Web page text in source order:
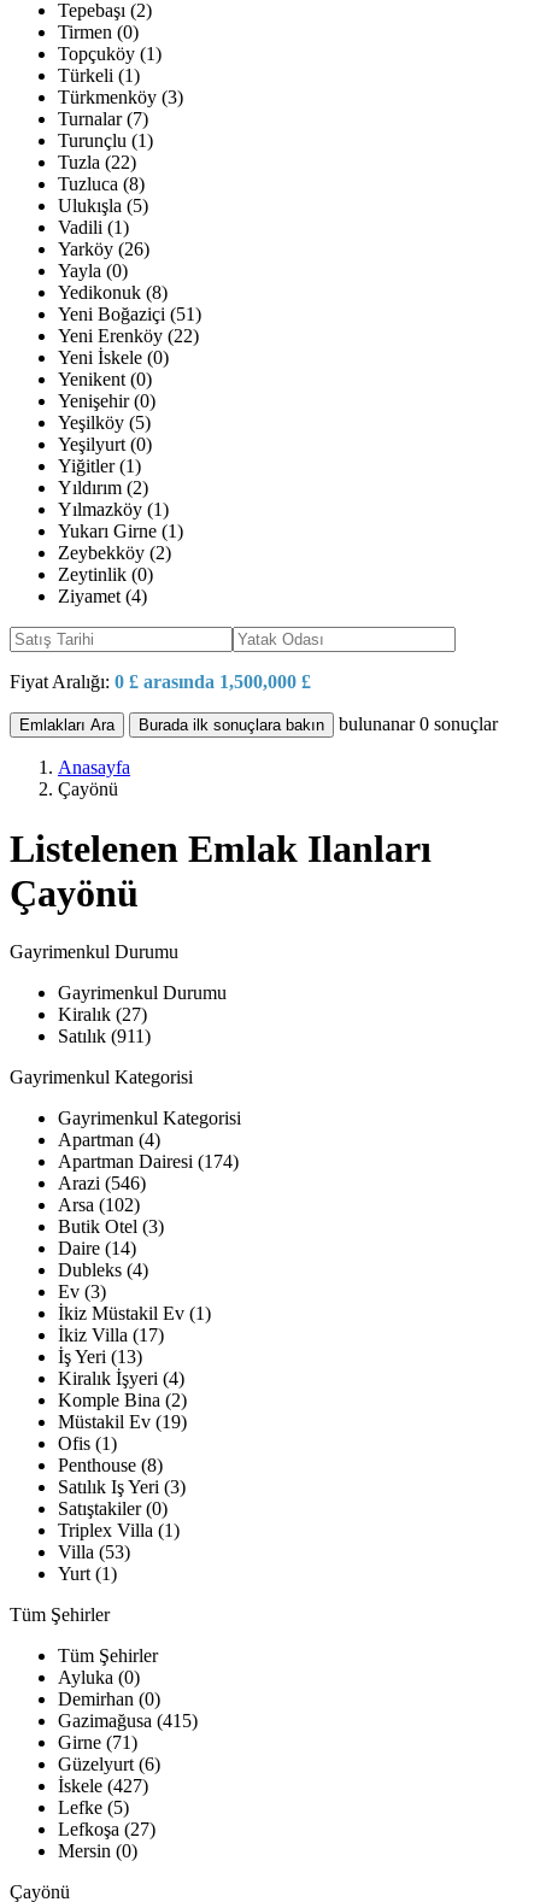
Tepebaşı (2)
Tirmen (0)
Topçuköy (1)
Türkeli (1)
Türkmenköy (3)
Turnalar (7)
Turunçlu (1)
Tuzla (22)
Tuzluca (8)
Ulukışla (5)
Vadili (1)
Yarköy (26)
Yayla (0)
Yedikonuk (8)
Yeni Boğaziçi (51)
Yeni Erenköy (22)
Yeni İskele (0)
Yenikent (0)
Yenişehir (0)
Yeşilköy (5)
Yeşilyurt (0)
Yiğitler (1)
Yıldırım (2)
Yılmazköy (1)
Yukarı Girne (1)
Zeybekköy (2)
Zeytinlik (0)
Ziyamet (4)
Fiyat Aralığı: 0 £ arasında 1,500,000 £
Emlakları Ara Burada ilk sonuçlara bakın bulunanar0 sonuçlar
Anasayfa
Çayönü
Listelenen Emlak Ilanları
Çayönü
Gayrimenkul Durumu
Gayrimenkul Durumu
Kiralık (27)
Satılık (911)
Gayrimenkul Kategorisi
Gayrimenkul Kategorisi
Apartman (4)
Apartman Dairesi (174)
Arazi (546)
Arsa (102)
Butik Otel (3)
Daire (14)
Dubleks (4)
Ev (3)
İkiz Müstakil Ev (1)
İkiz Villa (17)
İş Yeri (13)
Kiralık İşyeri (4)
Komple Bina (2)
Müstakil Ev (19)
Ofis (1)
Penthouse (8)
Satılık Iş Yeri (3)
Satıştakiler (0)
Triplex Villa (1)
Villa (53)
Yurt (1)
Tüm Şehirler
Tüm Şehirler
Ayluka (0)
Demirhan (0)
Gazimağusa (415)
Girne (71)
Güzelyurt (6)
İskele (427)
Lefke (5)
Lefkoşa (27)
Mersin (0)
Çayönü